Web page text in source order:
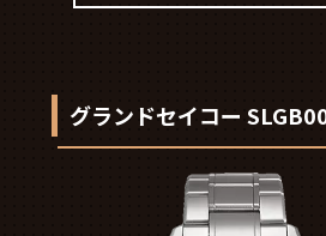
グランドセイコー